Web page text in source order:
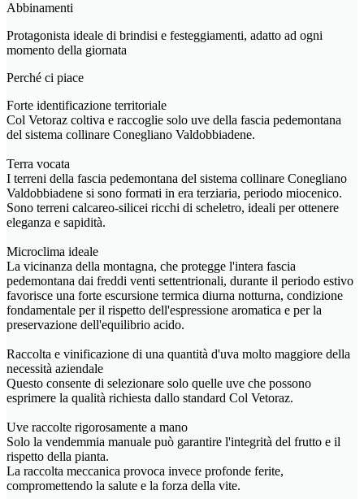
Abbinamenti
Protagonista ideale di brindisi e festeggiamenti, adatto ad ogni
momento della giornata
Perché ci piace
Forte identificazione territoriale
Col Vetoraz coltiva e raccoglie solo uve della fascia pedemontana
del sistema collinare Conegliano Valdobbiadene.
Terra vocata
I terreni della fascia pedemontana del sistema collinare Conegliano
Valdobbiadene si sono formati in era terziaria, periodo miocenico.
Sono terreni calcareo-silicei ricchi di scheletro, ideali per ottenere
eleganza e sapidità.
Microclima ideale
La vicinanza della montagna, che protegge l'intera fascia
pedemontana dai freddi venti settentrionali, durante il periodo estivo
favorisce una forte escursione termica diurna notturna, condizione
fondamentale per il rispetto dell'espressione aromatica e per la
preservazione dell'equilibrio acido.
Raccolta e vinificazione di una quantità d'uva molto maggiore della
necessità aziendale
Questo consente di selezionare solo quelle uve che possono
esprimere la qualità richiesta dallo standard Col Vetoraz.
Uve raccolte rigorosamente a mano
Solo la vendemmia manuale può garantire l'integrità del frutto e il
rispetto della pianta.
La raccolta meccanica provoca invece profonde ferite,
compromettendo la salute e la forza della vite.